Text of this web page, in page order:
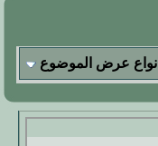
انواع عرض الموضوع